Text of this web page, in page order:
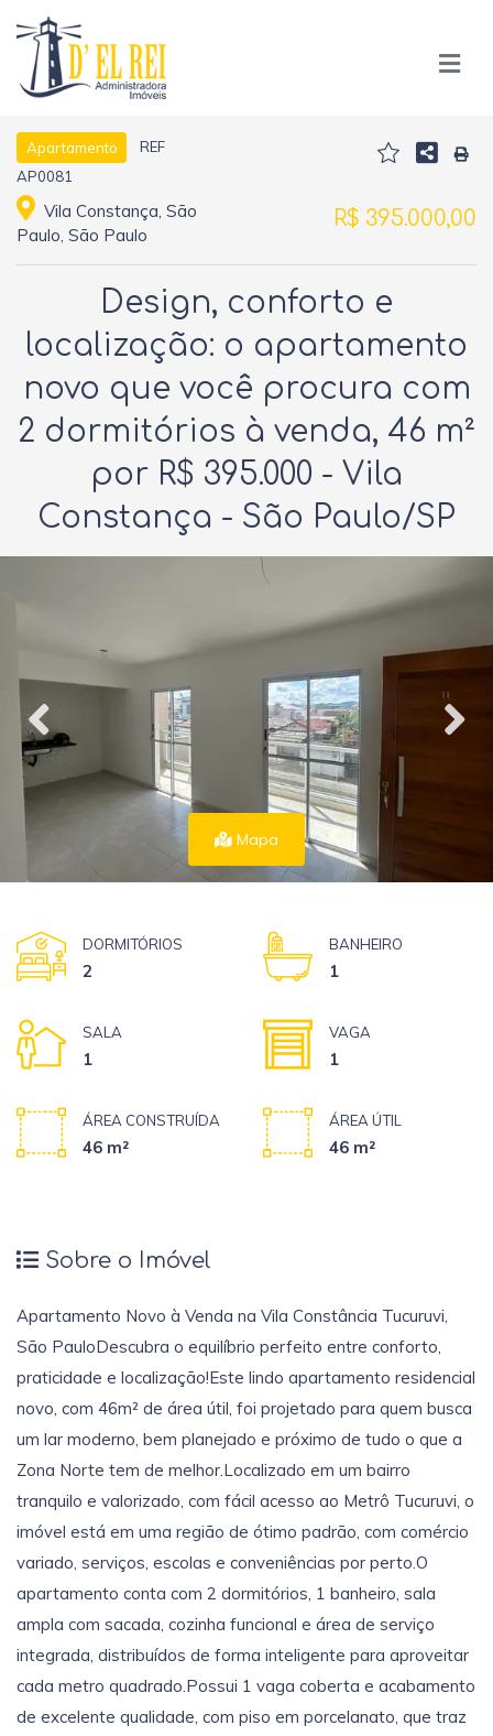
Apartamento
REF
AP0081
Vila Constança, São
Paulo, São Paulo
R$ 395.000,00
Design, conforto e
localização: o apartamento
novo que você procura com
2 dormitórios à venda, 46 m²
por R$ 395.000 - Vila
Constança - São Paulo/SP
Mapa
DORMITÓRIOS
2
BANHEIRO
1
SALA
1
VAGA
1
ÁREA CONSTRUÍDA
46 m²
ÁREA ÚTIL
46 m²
Sobre o Imóvel
Apartamento Novo à Venda na Vila Constância Tucuruvi,
São PauloDescubra o equilíbrio perfeito entre conforto,
praticidade e localização!Este lindo apartamento residencial
novo, com 46m² de área útil, foi projetado para quem busca
um lar moderno, bem planejado e próximo de tudo o que a
Zona Norte tem de melhor.Localizado em um bairro
tranquilo e valorizado, com fácil acesso ao Metrô Tucuruvi, o
imóvel está em uma região de ótimo padrão, com comércio
variado, serviços, escolas e conveniências por perto.O
apartamento conta com 2 dormitórios, 1 banheiro, sala
ampla com sacada, cozinha funcional e área de serviço
integrada, distribuídos de forma inteligente para aproveitar
cada metro quadrado.Possui 1 vaga coberta e acabamento
de excelente qualidade, com piso em porcelanato, que traz